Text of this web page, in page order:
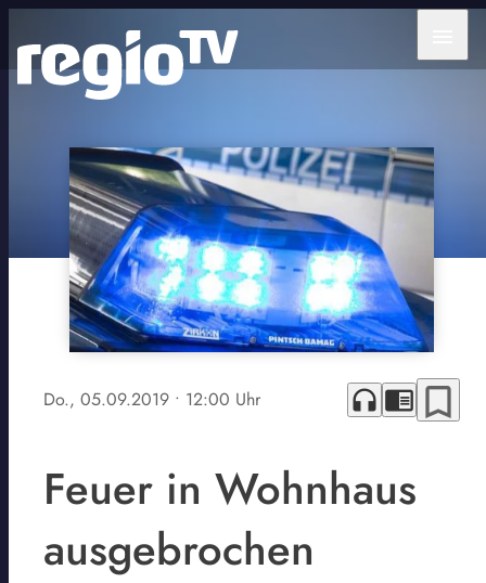
Do., 05.09.2019 • 12:00 Uhr headphones chrome_reader_mode bookmark_border
Feuer in Wohnhaus
ausgebrochen